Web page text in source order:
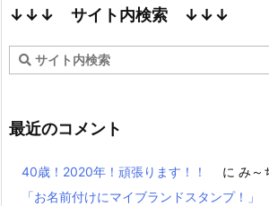
↓↓↓ サイト内検索 ↓↓↓
最近のコメント
40歳！2020年！頑張ります！！ に み～
「お名前付けにマイブランドスタンプ！」